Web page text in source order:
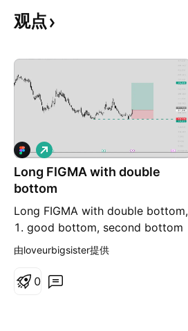
观点
Long FIGMA with double
bottom
Long FIGMA with double bottom,
1. good bottom, second bottom
is little higher 2. hold long at
做
多
由loveurbigsister提供
0